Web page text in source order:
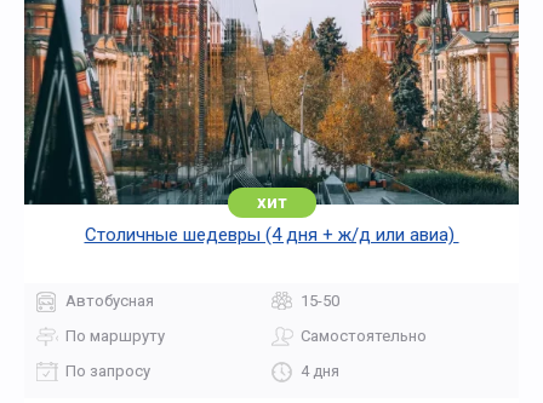
хит
Столичные шедевры (4 дня + ж/д или авиа)
Автобусная
15-50
По маршруту
Самостоятельно
По запросу
4 дня